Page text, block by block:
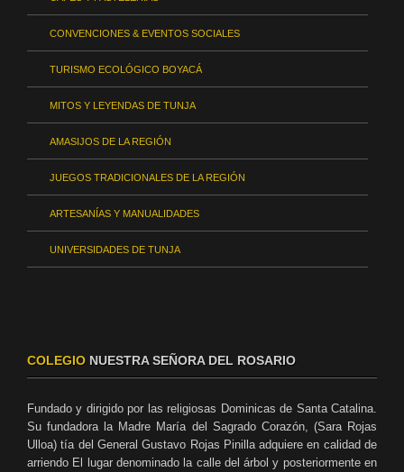
CONVENCIONES & EVENTOS SOCIALES
TURISMO ECOLÓGICO BOYACÁ
MITOS Y LEYENDAS DE TUNJA
AMASIJOS DE LA REGIÓN
JUEGOS TRADICIONALES DE LA REGIÓN
ARTESANÍAS Y MANUALIDADES
UNIVERSIDADES DE TUNJA
COLEGIO NUESTRA SEÑORA DEL ROSARIO
Fundado y dirigido por las religiosas Dominicas de Santa Catalina.
Su fundadora la Madre María del Sagrado Corazón, (Sara Rojas
Ulloa) tía del General Gustavo Rojas Pinilla adquiere en calidad de
arriendo El lugar denominado la calle del árbol y posteriormente en